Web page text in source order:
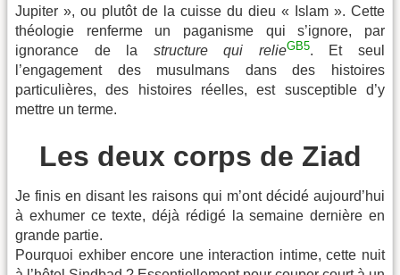
Jupiter », ou plutôt de la cuisse du dieu « Islam ». Cette
théologie renferme un paganisme qui s’ignore, par
ignorance de la structure qui relieGB5. Et seul
l’engagement des musulmans dans des histoires
particulières, des histoires réelles, est susceptible d’y
mettre un terme.
Les deux corps de Ziad
Je finis en disant les raisons qui m’ont décidé aujourd’hui
à exhumer ce texte, déjà rédigé la semaine dernière en
grande partie.
Pourquoi exhiber encore une interaction intime, cette nuit